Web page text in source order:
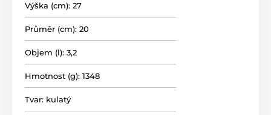
Výška (cm): 27
Průměr (cm): 20
Objem (l): 3,2
Hmotnost (g): 1348
Tvar: kulatý